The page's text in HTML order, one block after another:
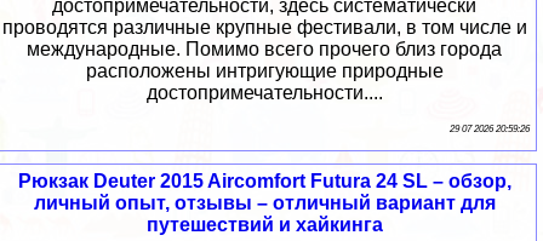
достопримечательности, здесь систематически
проводятся различные крупные фестивали, в том числе и
международные. Помимо всего прочего близ города
расположены интригующие природные
достопримечательности....
29 07 2026 20:59:26
Рюкзак Deuter 2015 Aircomfort Futura 24 SL – обзор,
личный опыт, отзывы – отличный вариант для
путешествий и хайкинга